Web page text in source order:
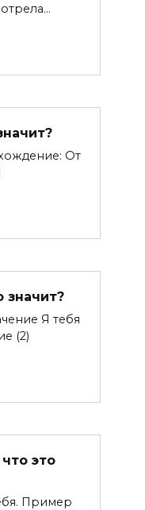
От
значит?
Я тебя
(2)
это
Пример